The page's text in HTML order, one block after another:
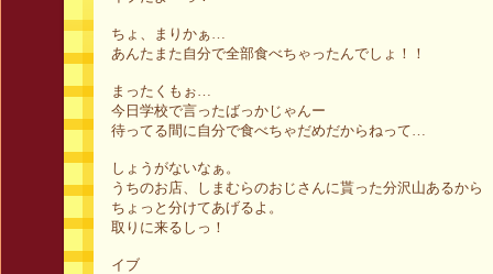
ちょ、まりかぁ…
あんたまた自分で全部食べちゃったんでしょ！！
まったくもぉ…
今日学校で言ったばっかじゃんー
待ってる間に自分で食べちゃだめだからねって…
しょうがないなぁ。
うちのお店、しまむらのおじさんに貰った分沢山あるから
ちょっと分けてあげるよ。
取りに来るしっ！
イブ